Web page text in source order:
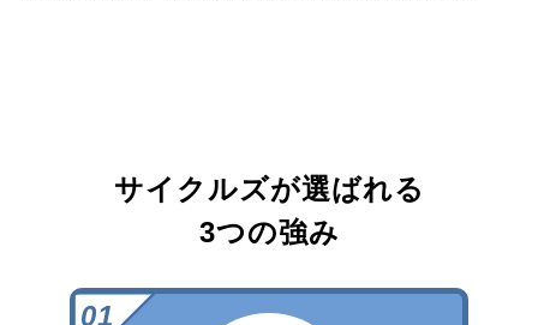
サイクルズが選ばれる
3つの強み